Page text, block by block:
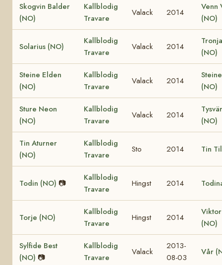
Skogvin Balder
(NO)
Kallblodig
Travare
Valack 2014
Venn
(NO)
Solarius (NO)
Kallblodig
Travare
Valack 2014
(NO)
Steine Elden
(NO)
Kallblodig
Travare
Valack 2014
(NO)
Sture Neon
(NO)
Kallblodig
Travare
Valack 2014
(NO)
Tin Aturner
(NO)
Kallblodig
Travare
Sto 2014 Tin
Todin (NO) 📷
Kallblodig
Travare
Hingst 2014
Torje (NO)
Kallblodig
Travare
Hingst 2014
(NO)
Sylfide Best
(NO) 📷
Kallblodig
Travare
Valack
2013-
08-03
Vår